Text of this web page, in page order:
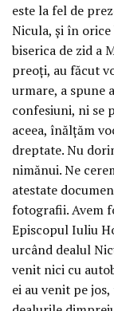
este la fel de
Nicula, şi în
biserica de zid a
preoţi, au făcut
urmare, a spune
confesiuni, ni se
aceea, înălţăm
dreptate. Nu
nimănui. Ne
atestate
fotografii. Avem
Episcopul Iuliu
urcând dealul
venit nici cu
ei au venit pe